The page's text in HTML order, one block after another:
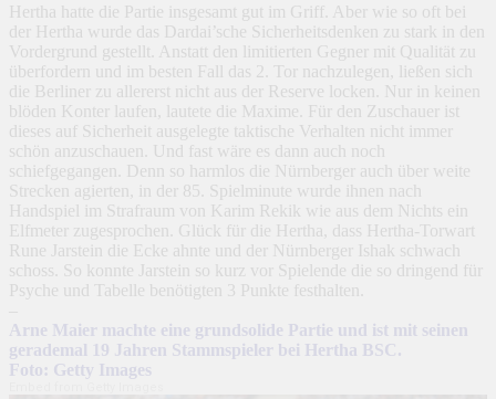
Hertha hatte die Partie insgesamt gut im Griff. Aber wie so oft bei
der Hertha wurde das Dardai’sche Sicherheitsdenken zu stark in den
Vordergrund gestellt. Anstatt den limitierten Gegner mit Qualität zu
überfordern und im besten Fall das 2. Tor nachzulegen, ließen sich
die Berliner zu allererst nicht aus der Reserve locken. Nur in keinen
blöden Konter laufen, lautete die Maxime. Für den Zuschauer ist
dieses auf Sicherheit ausgelegte taktische Verhalten nicht immer
schön anzuschauen. Und fast wäre es dann auch noch
schiefgegangen. Denn so harmlos die Nürnberger auch über weite
Strecken agierten, in der 85. Spielminute wurde ihnen nach
Handspiel im Strafraum von Karim Rekik wie aus dem Nichts ein
Elfmeter zugesprochen. Glück für die Hertha, dass Hertha-Torwart
Rune Jarstein die Ecke ahnte und der Nürnberger Ishak schwach
schoss. So konnte Jarstein so kurz vor Spielende die so dringend für
Psyche und Tabelle benötigten 3 Punkte festhalten.
Arne Maier machte eine grundsolide Partie und ist mit seinen
gerademal 19 Jahren Stammspieler bei Hertha BSC.
Foto: Getty Images